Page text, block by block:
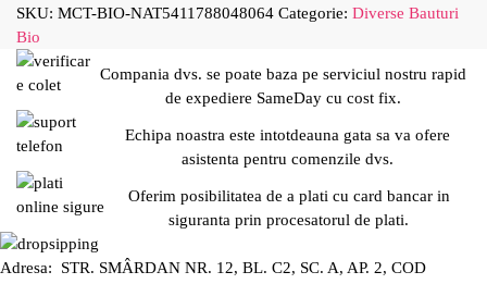
SKU: MCT-BIO-NAT5411788048064 Categorie: Diverse Bauturi
Bio
Compania dvs. se poate baza pe serviciul nostru rapid
de expediere SameDay cu cost fix.
Echipa noastra este intotdeauna gata sa va ofere
asistenta pentru comenzile dvs.
Oferim posibilitatea de a plati cu card bancar in
siguranta prin procesatorul de plati.
Adresa: STR. SMÂRDAN NR. 12, BL. C2, SC. A, AP. 2, COD